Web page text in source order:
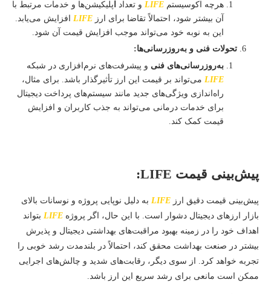
هرچه اکوسیستم LIFE و تعداد پلیکیشن‌ها و خدمات مرتبط با
آن بیشتر شود، احتمالاً تقاضا برای ارز LIFE افزایش می‌یابد.
این به نوبه خود می‌تواند موجب افزایش قیمت آن شود.
تحولات فنی و به‌روزرسانی‌ها:
به‌روزرسانی‌های فنی و پیشرفت‌های نرم‌افزاری در شبکه
LIFE می‌تواند بر قیمت این ارز تأثیرگذار باشد. برای مثال،
راه‌اندازی ویژگی‌های جدید مانند سیستم‌های پرداخت دیجیتال
برای خدمات درمانی می‌تواند به جذب کاربران و افزایش
قیمت کمک کند.
پیش‌بینی قیمت LIFE:
پیش‌بینی قیمت دقیق ارز LIFE به دلیل نوپایی پروژه و نوسانات بالای
بازار ارزهای دیجیتال دشوار است. با این حال، اگر پروژه LIFE بتواند
اهداف خود را در زمینه بهبود مراقبت‌های بهداشتی دیجیتال و پذیرش
بیشتر در صنعت بهداشت محقق کند، احتمالاً در بلندمدت رشد خوبی را
تجربه خواهد کرد. از سوی دیگر، رقابت‌های شدید و چالش‌های اجرایی
ممکن است مانعی برای رشد سریع این ارز باشد.